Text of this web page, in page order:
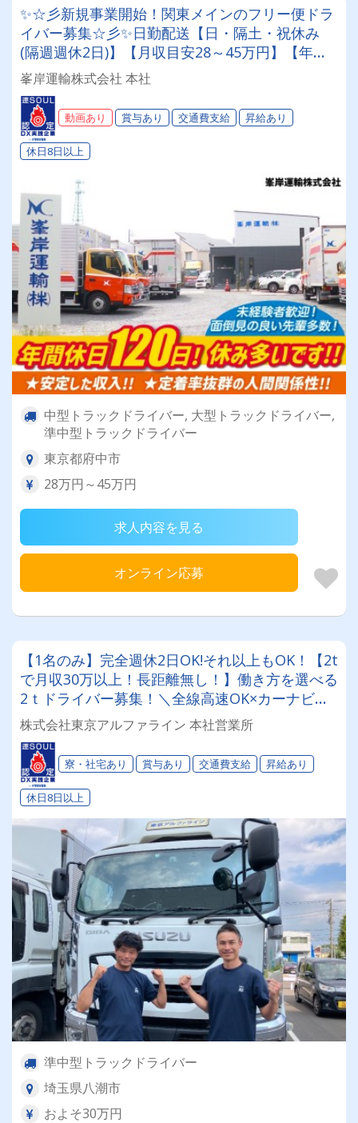
✨☆彡新規事業開始！関東メインのフリー便ドラ
イバー募集☆彡✨日勤配送【日・隔土・祝休み
(隔週週休2日)】【月収目安28～45万円】【年間
休日120日】いろんな景色やトラックで飽きるこ
となく働ける！┗未経験者歓迎┗賞与年2回・昇
給・各種手当あり◎面倒見の良い・兄貴肌の先輩
多数♫
峯岸運輸株式会社 本社
動画あり 賞与あり 交通費支給 昇給あり
休日8日以上
中型トラックドライバー, 大型トラックドライバー,
準中型トラックドライバー
東京都府中市
28万円～45万円
求人内容を見る
オンライン応募
【1名のみ】完全週休2日OK!それ以上もOK！【2t
で月収30万以上！長距離無し！】働き方を選べる
2ｔドライバー募集！＼全線高速OK×カーナビ完
備／「歩合給ありで頑張りは給与に還元」される
から、モチベーションも常にMAX♪寮ありで遠方
からの応募も大歓迎★
株式会社東京アルファライン 本社営業所
寮・社宅あり 賞与あり 交通費支給 昇給あり
休日8日以上
準中型トラックドライバー
埼玉県八潮市
およそ30万円